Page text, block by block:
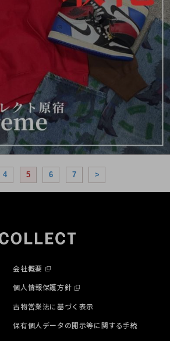
4 5 6 7 >
会社概要
個人情報保護方針
古物営業法に基づく表示
保有個人データの開示等に関する手続